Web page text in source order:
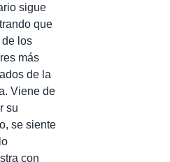
sigue
que
los
más
de la
Viene de
su
se siente
con